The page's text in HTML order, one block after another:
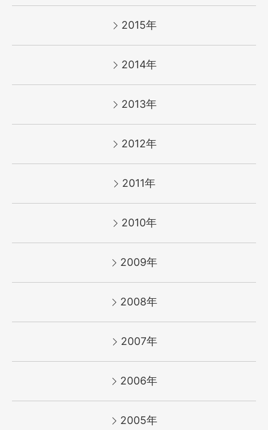
2015年
2014年
2013年
2012年
2011年
2010年
2009年
2008年
2007年
2006年
2005年